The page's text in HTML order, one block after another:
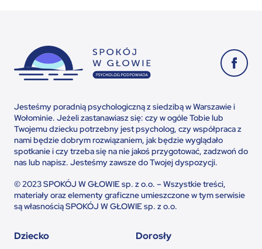
Jesteśmy poradnią psychologiczną z siedzibą w Warszawie i
Wołominie. Jeżeli zastanawiasz się: czy w ogóle Tobie lub
Twojemu dziecku potrzebny jest psycholog, czy współpraca z
nami będzie dobrym rozwiązaniem, jak będzie wyglądało
spotkanie i czy trzeba się na nie jakoś przygotować, zadzwoń do
nas lub napisz. Jesteśmy zawsze do Twojej dyspozycji.
© 2023 SPOKÓJ W GŁOWIE sp. z o.o. – Wszystkie treści,
materiały oraz elementy graficzne umieszczone w tym serwisie
są własnością SPOKÓJ W GŁOWIE sp. z o.o.
Dziecko Dorosły